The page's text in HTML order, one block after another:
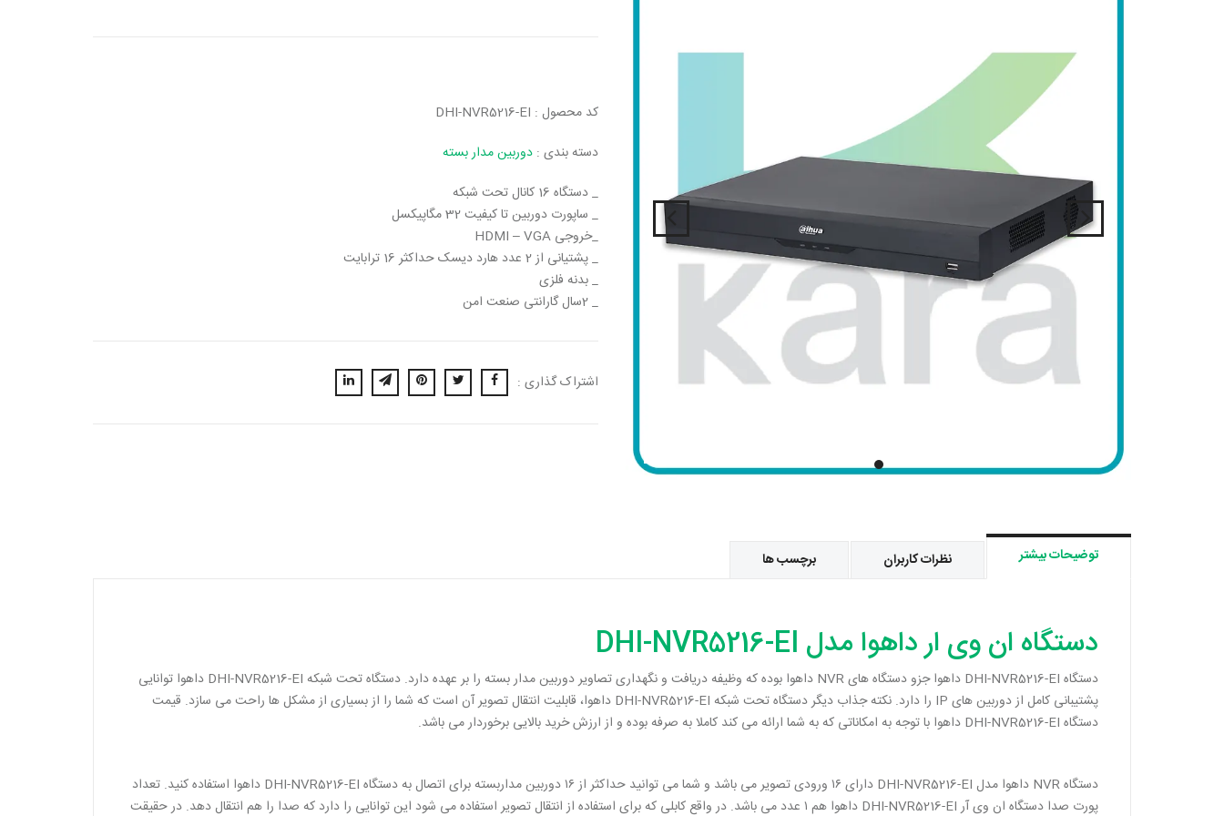
کد محصول : DHI-NVR5216-EI
دسته بندی : دوربین مدار بسته
_ دستگاه 16 کانال تحت شبکه
_ ساپورت دوربین تا کیفیت 32 مگاپیکسل
_خروجی HDMI – VGA
_ پشتیانی از 2 عدد هارد دیسک حداکثر 16 ترابایت
_ بدنه فلزی
_ 2سال گارانتی صنعت امن
اشتراک گذاری :
توضیحات بیشتر نظرات کاربران برچسب ها
دستگاه ان وی ار داهوا مدل DHI-NVR5216-EI
دستگاه DHI-NVR5216-EI داهوا جزو دستگاه های NVR داهوا بوده که وظیفه دریافت و نگهداری تصاویر دوربین مدار بسته را بر عهده دارد. دستگاه تحت شبکه DHI-NVR5216-EI داهوا توانایی
پشتیبانی کامل از دوربین های IP را دارد. نکته جذاب دیگر دستگاه تحت شبکه DHI-NVR5216-EI داهوا، قابلیت انتقال تصویر آن است که شما را از بسیاری از مشکل ها راحت می سازد. قیمت
دستگاه DHI-NVR5216-EI داهوا با توجه به امکاناتی که به شما ارائه می کند کاملا به صرفه بوده و از ارزش خرید بالایی برخوردار می باشد.
دستگاه NVR داهوا مدل DHI-NVR5216-EI دارای ۱۶ ورودی تصویر می باشد و شما می توانید حداکثر از ۱۶ دوربین مداربسته برای اتصال به دستگاه DHI-NVR5216-EI داهوا استفاده کنید. تعداد
پورت صدا دستگاه ان وی آر DHI-NVR5216-EI داهوا هم ۱ عدد می باشد. در واقع کابلی که برای استفاده از انتقال تصویر استفاده می شود این توانایی را دارد که صدا را هم انتقال دهد. در حقیقت